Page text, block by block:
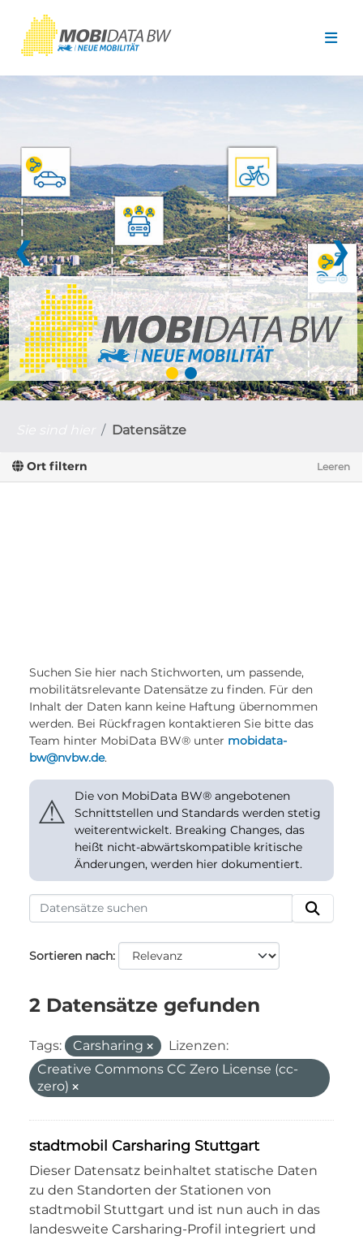
❮ ❯
Datensätze
Ort filtern Leeren
Suchen Sie hier nach Stichworten, um passende,
mobilitätsrelevante Datensätze zu finden. Für den
Inhalt der Daten kann keine Haftung übernommen
werden. Bei Rückfragen kontaktieren Sie bitte das
Team hinter MobiData BW® unter mobidata-
bw@nvbw.de.
⚠
Die von MobiData BW® angebotenen
Schnittstellen und Standards werden stetig
weiterentwickelt. Breaking Changes, das
heißt nicht-abwärtskompatible kritische
Änderungen, werden hier dokumentiert.
Sortieren nach
2 Datensätze gefunden
Tags: Carsharing
Lizenzen:
Creative Commons CC Zero License (cc-
zero)
stadtmobil Carsharing Stuttgart
Dieser Datensatz beinhaltet statische Daten
zu den Standorten der Stationen von
stadtmobil Stuttgart und ist nun auch in das
landesweite Carsharing-Profil integriert und